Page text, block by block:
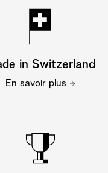
in Switzerland
En savoir plus